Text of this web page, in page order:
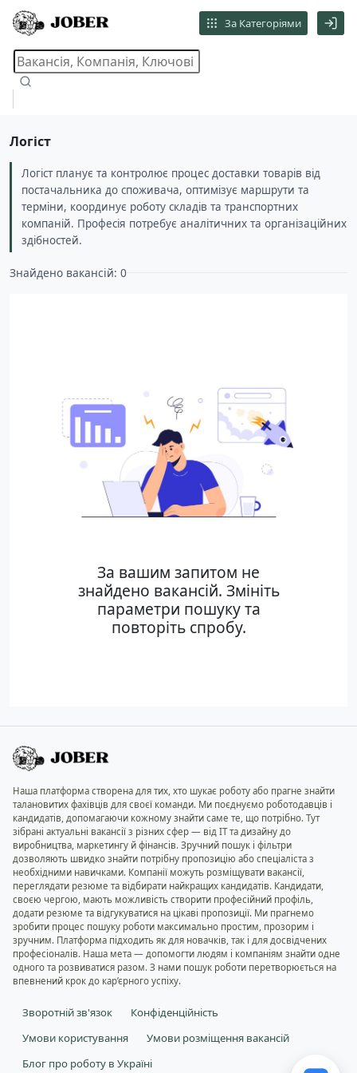
За Категоріями
Логіст
Логіст планує та контролює процес доставки товарів від
постачальника до споживача, оптимізує маршрути та
терміни, координує роботу складів та транспортних
компаній. Професія потребує аналітичних та організаційних
здібностей.
Знайдено вакансій: 0
За вашим запитом не
знайдено вакансій. Змініть
параметри пошуку та
повторіть спробу.
Наша платформа створена для тих, хто шукає роботу або прагне знайти
талановитих фахівців для своєї команди. Ми поєднуємо роботодавців і
кандидатів, допомагаючи кожному знайти саме те, що потрібно. Тут
зібрані актуальні вакансії з різних сфер — від IT та дизайну до
виробництва, маркетингу й фінансів. Зручний пошук і фільтри
дозволяють швидко знайти потрібну пропозицію або спеціаліста з
необхідними навичками. Компанії можуть розміщувати вакансії,
переглядати резюме та відбирати найкращих кандидатів. Кандидати,
своєю чергою, мають можливість створити професійний профіль,
додати резюме та відгукуватися на цікаві пропозиції. Ми прагнемо
зробити процес пошуку роботи максимально простим, прозорим і
зручним. Платформа підходить як для новачків, так і для досвідчених
професіоналів. Наша мета — допомогти людям і компаніям знайти одне
одного та розвиватися разом. З нами пошук роботи перетворюється на
впевнений крок до кар’єрного успіху.
Зворотній зв'язок
Конфіденційність
Умови користування
Умови розміщення вакансій
Блог про роботу в Україні